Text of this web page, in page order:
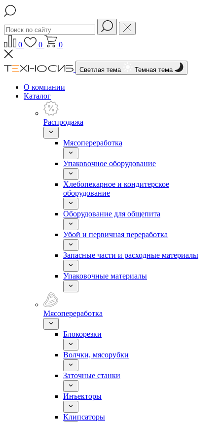
0 0 0
Светлая тема Темная тема
О компании
Каталог
Распродажа
Мясопереработка
Упаковочное оборудование
Хлебопекарное и кондитерское
оборудование
Оборудование для общепита
Убой и первичная переработка
Запасные части и расходные материалы
Упаковочные материалы
Мясопереработка
Блокорезки
Волчки, мясорубки
Заточные станки
Инъекторы
Клипсаторы